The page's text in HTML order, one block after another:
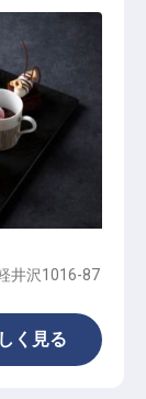
9休み／
円可
井沢1016-87
く見る